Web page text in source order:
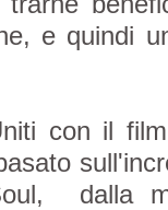
e quindi
con il
dalla